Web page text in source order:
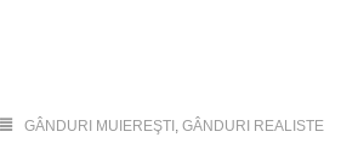
GÂNDURI MUIEREŞTI , GÂNDURI REALISTE